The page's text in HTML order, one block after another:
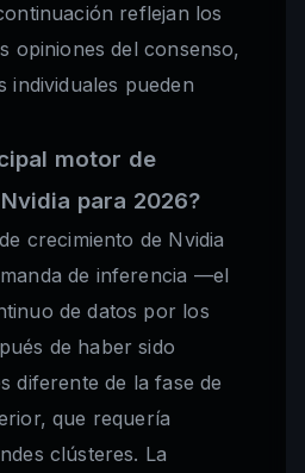
reflejan los
opiniones del consenso,
individuales pueden
motor de
para 2026?
crecimiento de Nvidia
de inferencia —el
de datos por los
de haber sido
diferente de la fase de
que requería
clústeres. La